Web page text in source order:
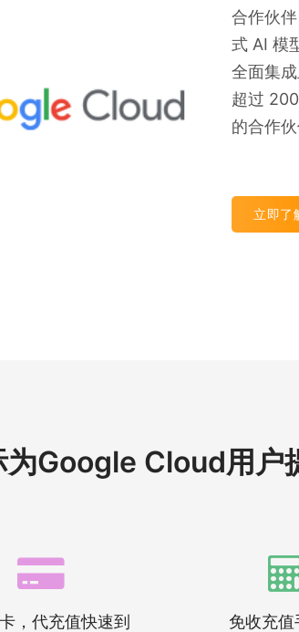
合作伙
式 AI 模
全面集
超过
的合作伙
立即了
为Google Cloud用户
，代充值快速到
免收充值